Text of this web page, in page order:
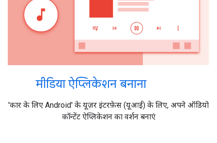
मीडिया ऐप्लिकेशन बनाना
'कार के लिए Android' के यूज़र इंटरफ़ेस (यूआई) के लिए, अपने ऑडियो
कॉन्टेंट ऐप्लिकेशन का वर्शन बनाएं